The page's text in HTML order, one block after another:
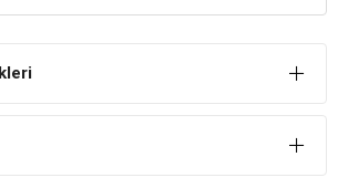
düzenleyici bir etkiye sahiptir ve
önler.